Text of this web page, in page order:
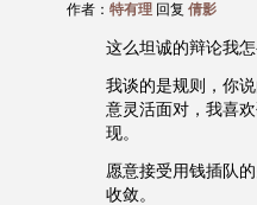
作者： 特有理 回复 倩影
这么坦诚的辩论我
我谈的是规则，你
意灵活面对，我喜
现。
愿意接受用钱插队
收敛。